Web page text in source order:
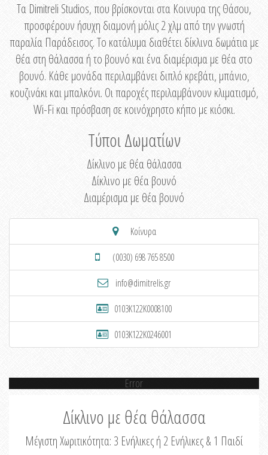
Τα Dimitreli Studios, που βρίσκονται στα Κοινυρα της Θάσου,
προσφέρουν ήσυχη διαμονή μόλις 2 χλμ από την γνωστή
παραλία Παράδεισος. Το κατάλυμα διαθέτει δίκλινα δωμάτια με
θέα στη θάλασσα ή το βουνό και ένα διαμέρισμα με θέα στο
βουνό. Κάθε μονάδα περιλαμβάνει διπλό κρεβάτι, μπάνιο,
κουζινάκι και μπαλκόνι. Οι παροχές περιλαμβάνουν κλιματισμό,
Wi-Fi και πρόσβαση σε κοινόχρηστο κήπο με κιόσκι.
Τύποι Δωματίων
Δίκλινο με θέα θάλασσα
Δίκλινο με θέα βουνό
Διαμέρισμα με θέα βουνό
Κοίνυρα
(0030) 698 765 8500
info@dimitrelis.gr
0103K122K0008100
0103K122K0246001
Error
Δίκλινο με θέα θάλασσα
Μέγιστη Χωριτικότητα: 3 Ενήλικες ή 2 Ενήλικες & 1 Παιδί